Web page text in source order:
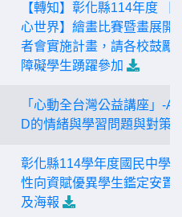
【轉知】彰化縣114年度 【
心世界】繪畫比賽暨畫展開
者會實施計畫，請各校鼓勵
障礙學生踴躍參加
「心動全台灣公益講座」-
D的情緒與學習問題與對策
彰化縣114學年度國民中學
性向資賦優異學生鑑定安置
及海報